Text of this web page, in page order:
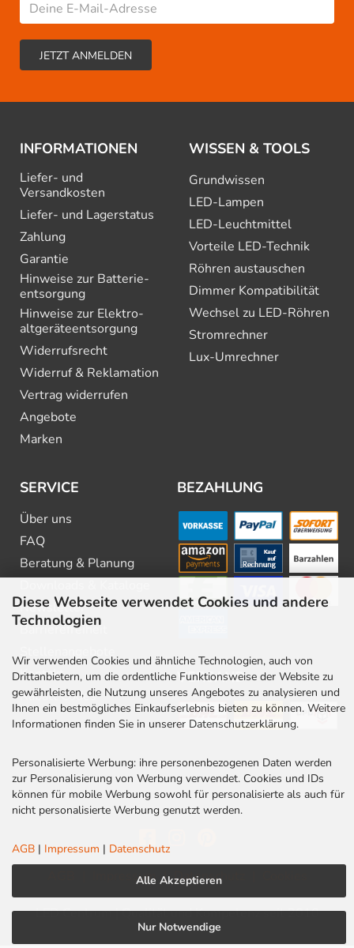
Diese Webseite verwendet Cookies und andere
Technologien
Wir verwenden Cookies und ähnliche Technologien, auch von
Drittanbietern, um die ordentliche Funktionsweise der Website zu
gewährleisten, die Nutzung unseres Angebotes zu analysieren und
Ihnen ein bestmögliches Einkaufserlebnis bieten zu können. Weitere
Informationen finden Sie in unserer Datenschutzerklärung.
Personalisierte Werbung: ihre personenbezogenen Daten werden
zur Personalisierung von Werbung verwendet. Cookies und IDs
können für mobile Werbung sowohl für personalisierte als auch für
nicht personalisierte Werbung genutzt werden.
AGB | Impressum | Datenschutz
Alle Akzeptieren
Nur Notwendige
INFORMATIONEN
Liefer- und
Versandkosten
Liefer- und Lagerstatus
Zahlung
Garantie
Hinweise zur Batterie­
entsorgung
Hinweise zur Elektro­
altgeräte­entsorgung
Widerrufsrecht
Widerruf & Reklamation
Vertrag widerrufen
Angebote
Marken
WISSEN & TOOLS
Grundwissen
LED-Lampen
LED-Leuchtmittel
Vorteile LED-Technik
Röhren austauschen
Dimmer Kompatibilität
Wechsel zu LED-Röhren
Stromrechner
Lux-Umrechner
SERVICE
Über uns
FAQ
Beratung & Planung
Newsletter
Barrierefreiheit
Kontakt
Rabatt Codes
BEZAHLUNG
VERSAND
Impressum | Datenschutz
LED Centrum | Qualität und Kompetenz seit 2010